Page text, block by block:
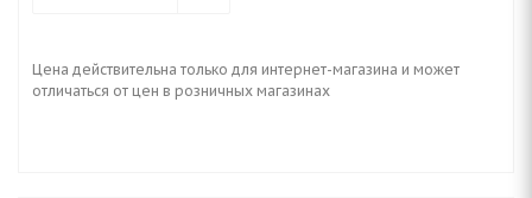
Цена действительна только для интернет-магазина и может
отличаться от цен в розничных магазинах